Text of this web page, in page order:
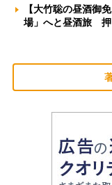
【大竹聡の昼酒御
場」へと昼酒旅